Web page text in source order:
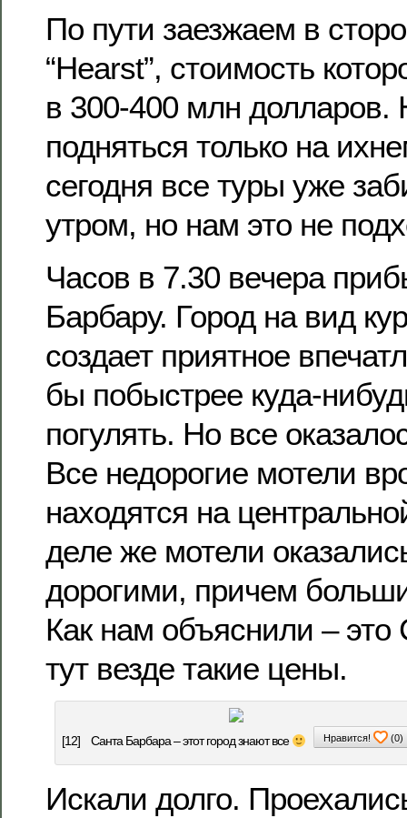
По пути заезжаем в
“Hearst”, стоимость
в 300-400 млн
подняться только на
сегодня все туры уже
утром, но нам это не
Часов в 7.30 вечера
Барбару. Город на вид
создает приятное
бы побыстрее куда-
погулять. Но все
Все недорогие мотели
находятся на
деле же мотели
дорогими, причем
Как нам объяснили – это
тут везде такие цены.
[12] Санта Барбара – этот город знают все Нравится! (0)
Искали долго.